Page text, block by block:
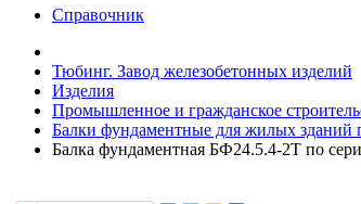
Справочник
Тюбинг. Завод железобетонных изделий
Изделия
Промышленное и гражданское
Балки фундаментные для жилых зданий
Балка фундаментная БФ24.5.4-2Т по